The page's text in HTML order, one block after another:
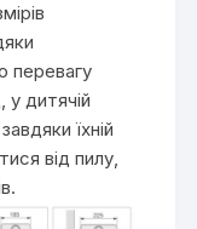
перевагу
дитячій
їхній
від пилу,